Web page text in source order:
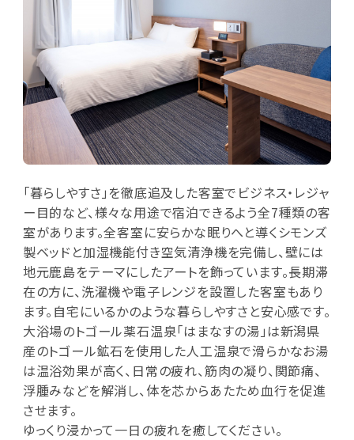
「暮らしやすさ」を徹底追及した客室でビジネス・レジャ
ー目的など、様々な用途で宿泊できるよう全7種類の客
室があります。全客室に安らかな眠りへと導くシモンズ
製ベッドと加湿機能付き空気清浄機を完備し、壁には
地元鹿島をテーマにしたアートを飾っています。長期滞
在の方に、洗濯機や電子レンジを設置した客室もあり
ます。自宅にいるかのような暮らしやすさと安心感です。
大浴場のトゴール薬石温泉「はまなすの湯」は新潟県
産のトゴール鉱石を使用した人工温泉で滑らかなお湯
は温浴効果が高く、日常の疲れ、筋肉の凝り、関節痛、
浮腫みなどを解消し、体を芯からあたため血行を促進
させます。
ゆっくり浸かって一日の疲れを癒してください。